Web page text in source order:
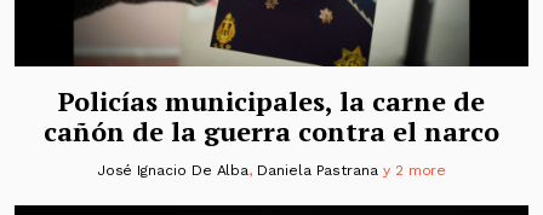
Policías municipales, la carne de
cañón de la guerra contra el narco
José Ignacio De Alba, Daniela Pastranay 2 more